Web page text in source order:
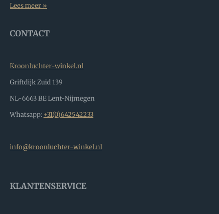
Lees meer »
CONTACT
Kroonluchter-winkel.nl
Griftdijk Zuid 139
NL-6663 BE Lent-Nijmegen
Whatsapp: +31(0)642542233
info@kroonluchter-winkel.nl
KLANTENSERVICE